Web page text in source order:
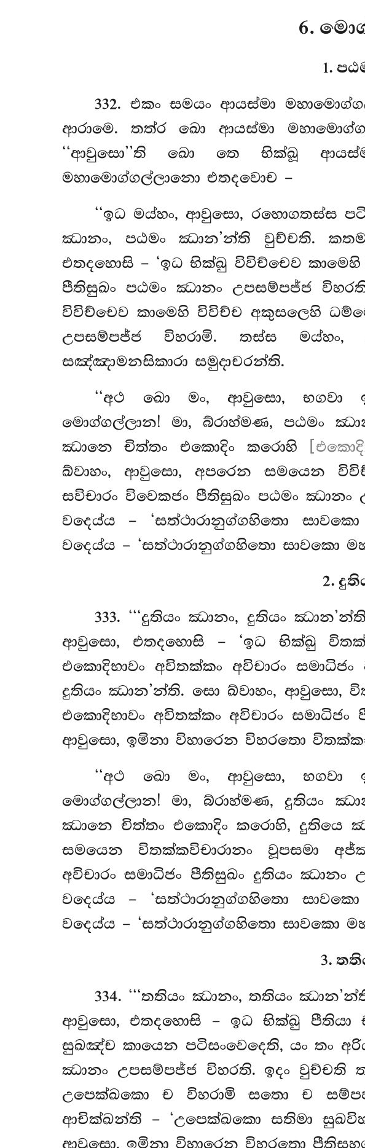
6.
1.
332. එකංසමයං ආයස්මා
ආරාමෙ. තත්ර ඛො ආයස්මා
‘‘ආවුසො’’ති ඛො තෙ භික්ඛූ
මහාමොග්ගල්ලානො එතදවොච –
‘‘ඉධ මය්හං, ආවුසො, රහොගතස්ස
ඣානං, පඨමං ඣාන’න්ති වුච්චති.
එතදහොසි – ‘ඉධ භික්ඛු විවිච්චෙව
පීතිසුඛං පඨමං ඣානං උපසම්පජ්ජ
විවිච්චෙව කාමෙහි විවිච්ච අකුසලෙහි
උපසම්පජ්ජ විහරාමි. තස්ස මය්හං,
සඤ්ඤාමනසිකාරා සමුදාචරන්ති.
‘‘අථ ඛො මං, ආවුසො, භගවා
මොග්ගල්ලාන! මා, බ්රාහ්මණ, පඨමං
ඣානෙ චිත්තං එකොදිං කරොහි
ඛ්වාහං, ආවුසො, අපරෙන සමයෙන
සවිචාරං විවෙකජං පීතිසුඛං පඨමං
වදෙය්ය – ‘සත්ථාරානුග්ගහිතො
වදෙය්ය – ‘සත්ථාරානුග්ගහිතො සාවකො
2.
333. ‘‘‘දුතියංඣානං, දුතියං
ආවුසො, එතදහොසි – ‘ඉධ භික්ඛු
එකොදිභාවං අවිතක්කං අවිචාරං
දුතියං ඣාන’න්ති. සො ඛ්වාහං, ආවුසො,
එකොදිභාවං අවිතක්කං අවිචාරං
ආවුසො, ඉමිනා විහාරෙන විහරතො
‘‘අථ ඛො මං, ආවුසො, භගවා
මොග්ගල්ලාන! මා, බ්රාහ්මණ, දුතියං
ඣානෙ චිත්තං එකොදිං කරොහි, දුතියෙ
සමයෙන විතක්කවිචාරානං වූපසමා
අවිචාරං සමාධිජං පීතිසුඛං දුතියං
වදෙය්ය – ‘සත්ථාරානුග්ගහිතො
වදෙය්ය – ‘සත්ථාරානුග්ගහිතො සාවකො
3.
334. ‘‘‘තතියං ඣානං, තතියං
ආවුසො, එතදහොසි – ඉධ භික්ඛු පීතියා
සුඛඤ්ච කායෙන පටිසංවෙදෙති, යං තං
ඣානං උපසම්පජ්ජ විහරති. ඉදං වුච්චති
උපෙක්ඛකො ච විහරාමි සතො ච
ආචික්ඛන්ති – ‘උපෙක්ඛකො සතිමා
ආවුසො, ඉමිනා විහාරෙන විහරතො